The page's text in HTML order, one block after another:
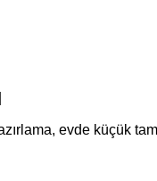
evde küçük